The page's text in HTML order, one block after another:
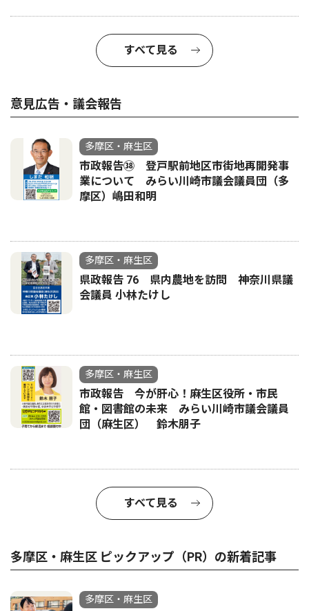
すべて見る
意見広告・議会報告
多摩区・麻生区
市政報告㊳ 登戸駅前地区市街地再開発事
業について みらい川崎市議会議員団（多
摩区）嶋田和明
多摩区・麻生区
県政報告 76 県内農地を訪問 神奈川県議
会議員 小林たけし
多摩区・麻生区
市政報告 今が肝心！麻生区役所・市民
館・図書館の未来 みらい川崎市議会議員
団（麻生区） 鈴木朋子
すべて見る
多摩区・麻生区 ピックアップ（PR）の新着記事
多摩区・麻生区